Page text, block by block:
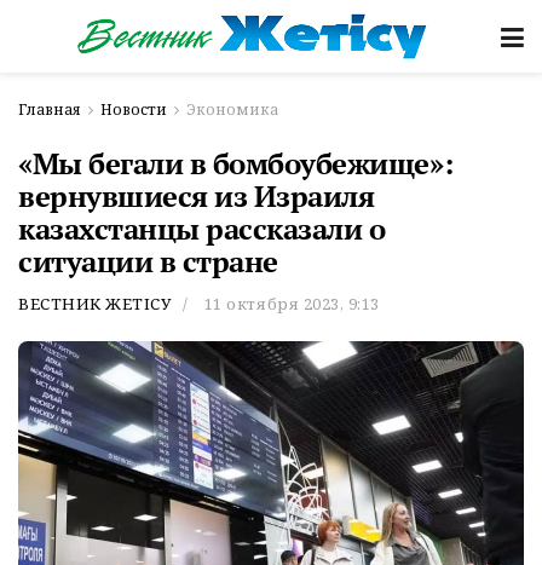
Главная Новости Экономика
«Мы бегали в бомбоубежище»:
вернувшиеся из Израиля
казахстанцы рассказали о
ситуации в стране
ВЕСТНИК ЖЕТІСУ 11 октября 2023, 9:13